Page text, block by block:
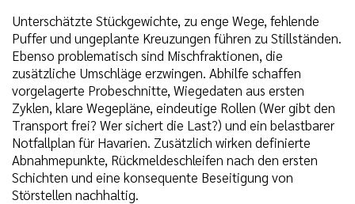
Unterschätzte Stückgewichte, zu enge Wege, fehlende
Puffer und ungeplante Kreuzungen führen zu Stillständen.
Ebenso problematisch sind Mischfraktionen, die
zusätzliche Umschläge erzwingen. Abhilfe schaffen
vorgelagerte Probeschnitte, Wiegedaten aus ersten
Zyklen, klare Wegepläne, eindeutige Rollen (Wer gibt den
Transport frei? Wer sichert die Last?) und ein belastbarer
Notfallplan für Havarien. Zusätzlich wirken definierte
Abnahmepunkte, Rückmeldeschleifen nach den ersten
Schichten und eine konsequente Beseitigung von
Störstellen nachhaltig.